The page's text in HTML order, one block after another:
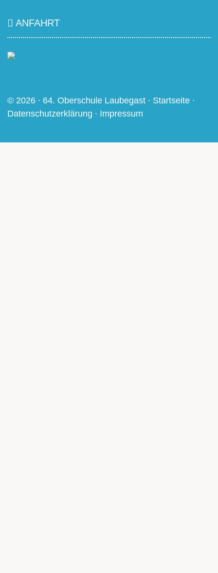
ANFAHRT
© 2026 ∙ 64. Oberschule Laubegast ∙ Startseite ∙
Datenschutzerklärung ∙ Impressum